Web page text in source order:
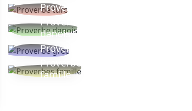
Proverbe turc
Proverbe
danois
Proverbe grec
Proverbes
famille